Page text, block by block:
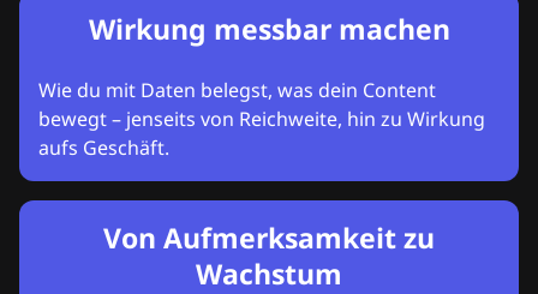
Wirkung messbar machen
Wie du mit Daten belegst, was dein Content
bewegt – jenseits von Reichweite, hin zu Wirkung
aufs Geschäft.
Von Aufmerksamkeit zu
Wachstum